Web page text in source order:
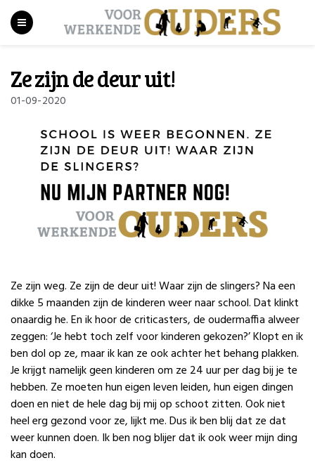
Ze zijn de deur uit!
01-09-2020
Ze zijn weg. Ze zijn de deur uit! Waar zijn de slingers? Na een
dikke 5 maanden zijn de kinderen weer naar school. Dat klinkt
onaardig he. En ik hoor de criticasters, de oudermaffia alweer
zeggen: ‘Je hebt toch zelf voor kinderen gekozen?’ Klopt en ik
ben dol op ze, maar ik kan ze ook achter het behang plakken.
Je krijgt namelijk geen kinderen om ze 24 uur per dag bij je te
hebben. Ze moeten hun eigen leven leiden, hun eigen dingen
doen en niet de hele dag bij mij op schoot zitten. Ook niet
heel erg gezond voor ze, lijkt me. Dus ik ben blij dat ze dat
weer kunnen doen. Ik ben nog blijer dat ik ook weer mijn ding
kan doen.